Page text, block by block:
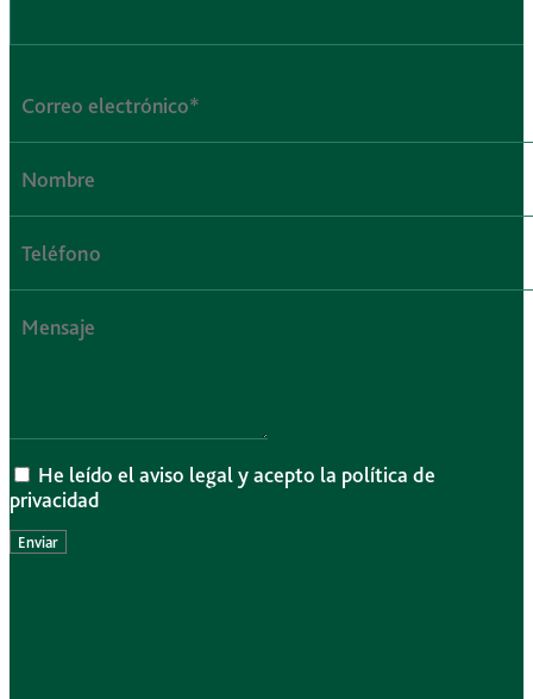
He leído el aviso legal y acepto la política de
privacidad
Enviar